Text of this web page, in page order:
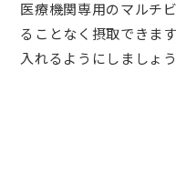
医療機関専用のマルチ
ることなく摂取できま
入れるようにしましょう